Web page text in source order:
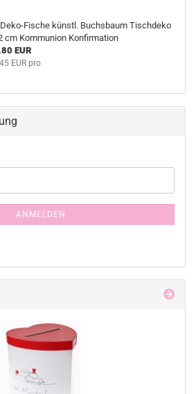
Fische künstl. Buchsbaum Tischdeko
cm Kommunion Konfirmation
EUR
EUR pro
ANMELDEN